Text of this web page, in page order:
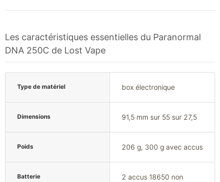
Les caractéristiques essentielles du Paranormal
DNA 250C de Lost Vape
Type de matériel box électronique
Dimensions 91,5 mm sur 55 sur 27,5
Poids 206 g, 300 g avec accus
Batterie
2 accus 18650 non